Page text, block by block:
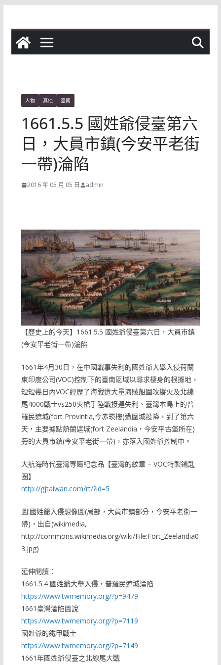
content
人物 其他 臺南
1661.5.5 國姓爺侵臺第六
日，大員市鎮(今安平老街
一帶)淪陷
2016 年 05 月 05 日 admin
【歷史上的今天】1661.5.5 國姓爺侵臺第六日，大員市鎮
(今安平老街一帶)淪陷
1661年4月30日，在中國戰事失利的國姓爺大舉入侵荷蘭
東印度公司(VOC)控制下的臺南區域以尋求棲身的根據地，
短短幾日內VOC經歷了海戰遭大量海賊船圍攻縱火及北線
尾4000戰士vs250火槍手陸戰接連失利、臺灣本島上的普
羅民遮城(fort Provintia,今赤崁樓)遭圍城投降，到了第六
天，主要據點熱蘭遮城(fort Zeelandia，今安平古堡所在)
旁的大員市鎮(今安平老街一帶)，亦落入國姓爺控制中。
大航海時代臺灣專屬紀念品【臺灣的紋章 – VOC特製鑰匙
圈】
http://gjtaiwan.com/rt/?id=5
圖:國姓爺入侵想像圖(局部，大員市鎮部分，今安平老街一
帶)，出自(wikimedia,
http://commons.wikimedia.org/wiki/File:Fort_Zeelandia0
3.jpg)
延伸閱讀：
1661.5.4 國姓爺大舉入侵，普羅民遮城淪陷
https://www.twmemory.org/?p=9479
1661臺灣淪陷圖說
https://www.twmemory.org/?p=7119
國姓爺的鐵甲戰士
https://www.twmemory.org/?p=7149
1661年國姓爺侵臺之北線尾大戰